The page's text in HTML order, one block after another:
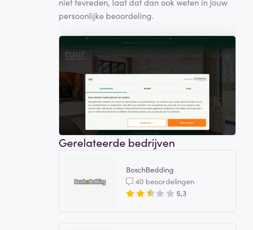
persoonlijke beoordeling.
Gerelateerde bedrijven
BoschBedding
40 beoordelingen
5,3